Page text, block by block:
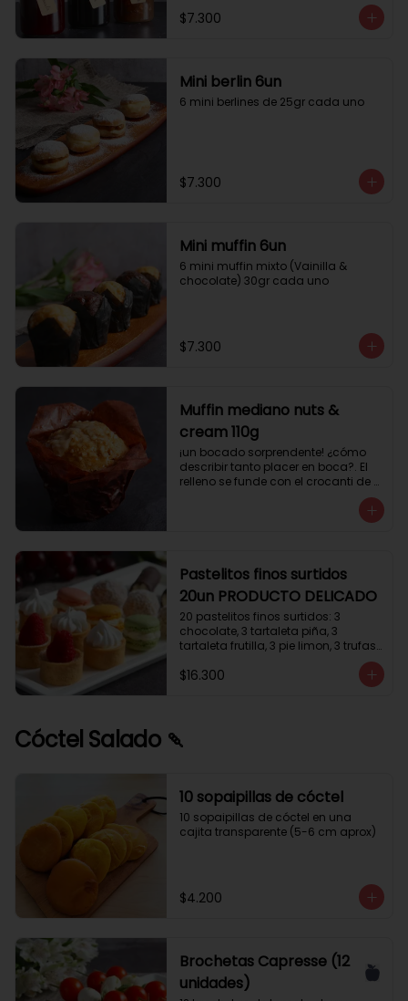
$7.300
Mini berlin 6un
6 mini berlines de 25gr cada uno
$7.300
Mini muffin 6un
6 mini muffin mixto (Vainilla &
chocolate) 30gr cada uno
$7.300
Muffin mediano nuts &
cream 110g
¡un bocado sorprendente! ¿cómo
describir tanto placer en boca?. El
relleno se funde con el crocanti de
avellanas que potencia su masa
exquisita. Esponjosa masa de color
tostado y sabor vainilla que incluye
Relleno de crema de leche con
avellanas (15%) y decorado con
crocanti de avellanas.
Pastelitos finos surtidos
20un PRODUCTO DELICADO
20 pastelitos finos surtidos: 3
chocolate, 3 tartaleta piña, 3
tartaleta frutilla, 3 pie limon, 3 trufas
crema, 2 macarrones
$16.300
Cóctel Salado 🍡
10 sopaipillas de cóctel
10 sopaipillas de cóctel en una
cajita transparente (5-6 cm aprox)
$4.200
Brochetas Capresse (12
unidades)